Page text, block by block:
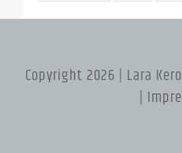
Copyright 2026 | Lara
|